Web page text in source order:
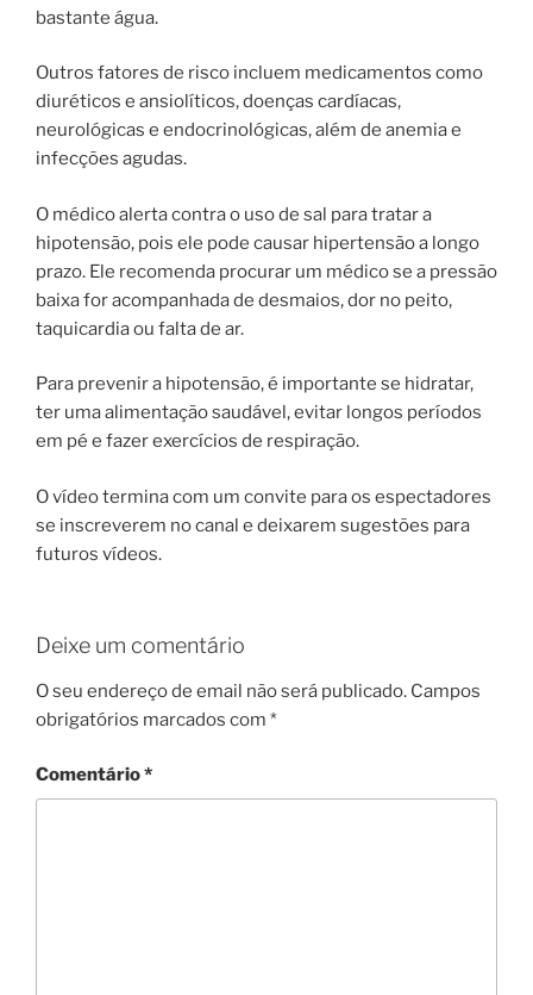
bastante água.
Outros fatores de risco incluem medicamentos como
diuréticos e ansiolíticos, doenças cardíacas,
neurológicas e endocrinológicas, além de anemia e
infecções agudas.
O médico alerta contra o uso de sal para tratar a
hipotensão, pois ele pode causar hipertensão a longo
prazo. Ele recomenda procurar um médico se a pressão
baixa for acompanhada de desmaios, dor no peito,
taquicardia ou falta de ar.
Para prevenir a hipotensão, é importante se hidratar,
ter uma alimentação saudável, evitar longos períodos
em pé e fazer exercícios de respiração.
O vídeo termina com um convite para os espectadores
se inscreverem no canal e deixarem sugestões para
futuros vídeos.
Deixe um comentário
O seu endereço de email não será publicado. Campos
obrigatórios marcados com *
Comentário*